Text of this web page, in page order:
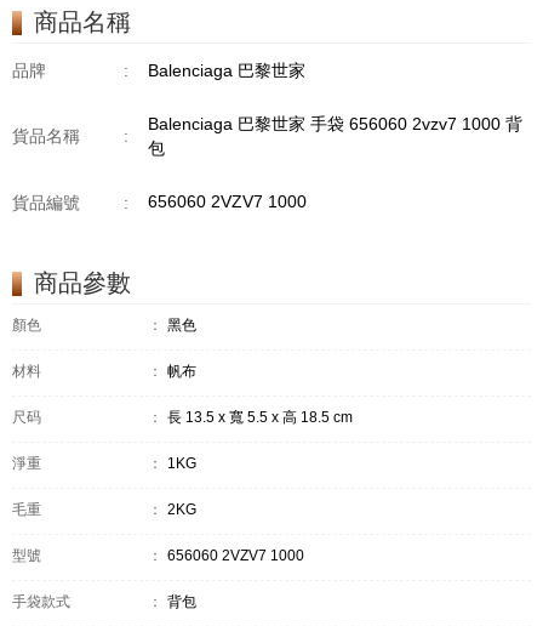
商品名稱
品牌 : Balenciaga 巴黎世家
貨品名稱 :
Balenciaga 巴黎世家 手袋 656060 2vzv7 1000 背
包
貨品編號 : 656060 2VZV7 1000
商品參數
顏色 ： 黑色
材料 ： 帆布
尺码 ： 長 13.5 x 寬 5.5 x 高 18.5 cm
淨重 ： 1KG
毛重 ： 2KG
型號 ： 656060 2VZV7 1000
手袋款式 ： 背包